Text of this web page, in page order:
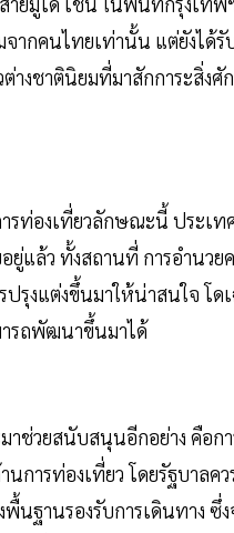
ากคนไทยเท่านั้น แต่ยังได้รั
างชาตินิยมที่มาสักการะสิ่งศั
รท่องเที่ยวลักษณะนี้ ประเท
ยู่แล้ว ทั้งสถานที่ การอำนวย
ปรุงแต่งขึ้นมาให้น่าสนใจ โด
ารถพัฒนาขึ้นมาได้
าช่วยสนับสนุนอีกอย่าง คือกา
นการท่องเที่ยว โดยรัฐบาลค
พื้นฐานรองรับการเดินทาง ซึ่ง